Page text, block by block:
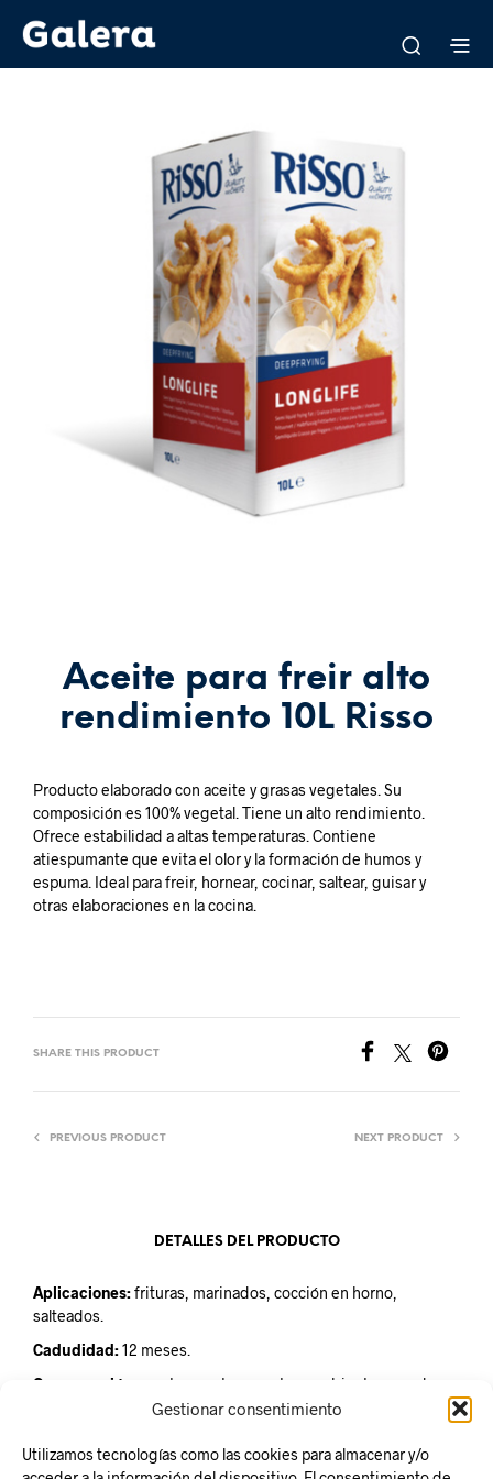
Gestionar consentimiento
Utilizamos tecnologías como las cookies para almacenar y/o
Aceite para freir alto
rendimiento 10L Risso
Producto elaborado con aceite y grasas vegetales. Su
composición es 100% vegetal. Tiene un alto rendimiento.
Ofrece estabilidad a altas temperaturas. Contiene
atiespumante que evita el olor y la formación de humos y
espuma. Ideal para freir, hornear, cocinar, saltear, guisar y
otras elaboraciones en la cocina.
SHARE THIS PRODUCT
PREVIOUS PRODUCT NEXT PRODUCT
DETALLES DEL PRODUCTO
Aplicaciones:frituras, marinados, cocción en horno,
salteados.
Cadudidad:12 meses.
Conservación:
mantener a temperatura ambiente en un lugar